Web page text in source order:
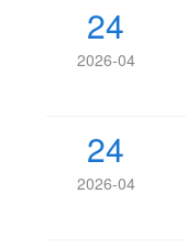
24
2026-04
24
2026-04